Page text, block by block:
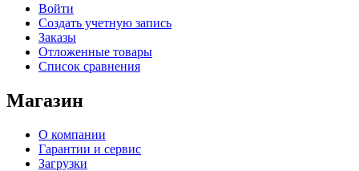
Войти
Создать учетную запись
Заказы
Отложенные товары
Список сравнения
Магазин
О компании
Гарантии и сервис
Загрузки